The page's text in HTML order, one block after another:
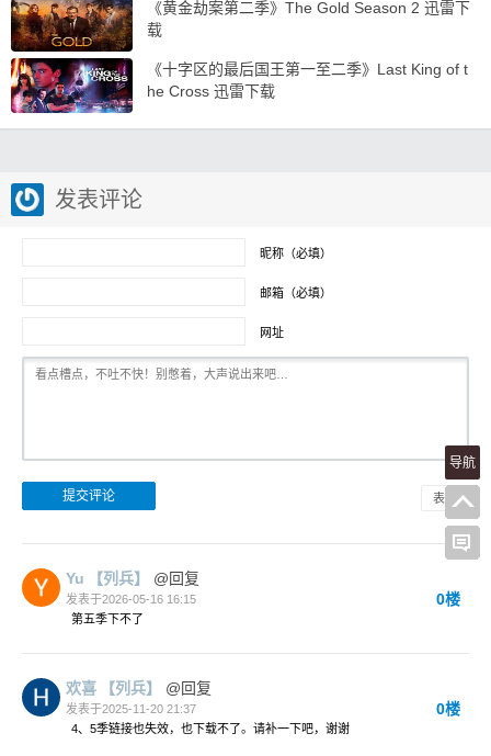
《黄金劫案第二季》The Gold Season 2 迅雷下
载
《十字区的最后国王第一至二季》Last King of t
he Cross 迅雷下载
发表评论
昵称（必填）
邮箱（必填）
网址
表情
Yu 【列兵】 @回复
发表于2026-05-16 16:15 0楼
第五季下不了
欢喜 【列兵】 @回复
发表于2025-11-20 21:37 0楼
4、5季链接也失效，也下载不了。请补一下吧，谢谢
导航